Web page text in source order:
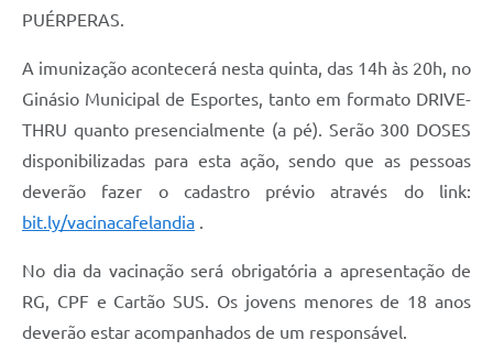
PUÉRPERAS.
A imunização acontecerá nesta quinta, das 14h às 20h, no
Ginásio Municipal de Esportes, tanto em formato DRIVE-
THRU quanto presencialmente (a pé). Serão 300 DOSES
disponibilizadas para esta ação, sendo que as pessoas
deverão fazer o cadastro prévio através do link:
bit.ly/vacinacafelandia
No dia da vacinação será obrigatória a apresentação de
RG, CPF e Cartão SUS. Os jovens menores de 18 anos
deverão estar acompanhados de um responsável.